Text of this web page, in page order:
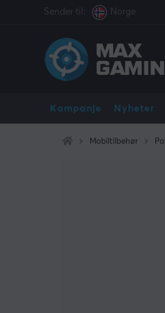
Sender til: Norge
Kampanje Nyheter
Mobiltilbehør